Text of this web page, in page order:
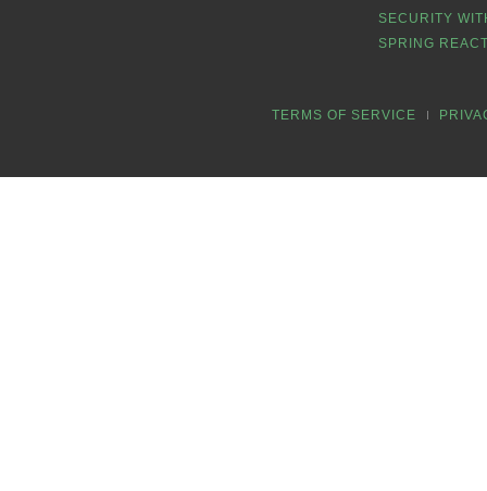
SECURITY
SPRING
TERMS OF SERVICE